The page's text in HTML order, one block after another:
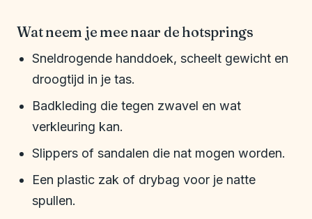
Wat neem je mee naar de hotsprings
Sneldrogende handdoek, scheelt gewicht en
droogtijd in je tas.
Badkleding die tegen zwavel en wat
verkleuring kan.
Slippers of sandalen die nat mogen worden.
Een plastic zak of drybag voor je natte
spullen.